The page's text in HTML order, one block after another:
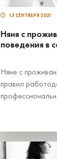
13 СЕНТЯБРЯ 2021
Няня с
поведения в
Няне с
правил